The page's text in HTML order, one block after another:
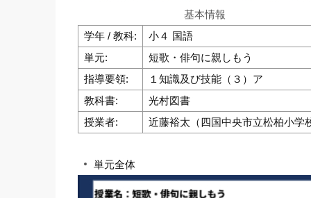
基本情報
学年 / 教科:
小４ 国語
単元:
短歌・俳句に親しもう
指導要領:
１知識及び技能（３）ア
教科書:
光村図書
授業者:
近藤裕太（四国中央市立松柏小学
単元全体